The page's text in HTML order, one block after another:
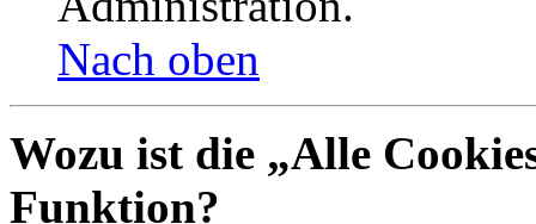
Nach oben
Wozu ist die „Alle
Funktion?